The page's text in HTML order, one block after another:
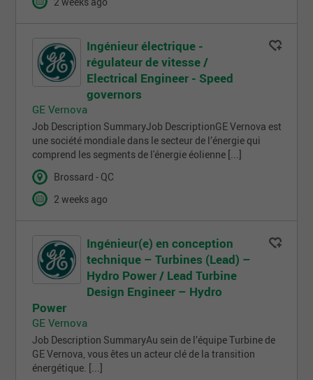
Ingénieur électrique -
régulateur de vitesse /
Electrical Engineer - Speed
governors
GE Vernova
Job Description SummaryJob DescriptionGE Vernova est
une société mondiale dans le secteur de l’énergie qui
comprend les segments de l'énergie éolienne [...]
Brossard - QC
2 weeks ago
Ingénieur(e) en conception
technique – Turbines (Lead) –
Hydro Power / Lead Turbine
Design Engineer – Hydro
Power
GE Vernova
Job Description SummaryAu sein de l’équipe Turbine de
GE Vernova, vous êtes un acteur clé de la transition
énergétique. [...]